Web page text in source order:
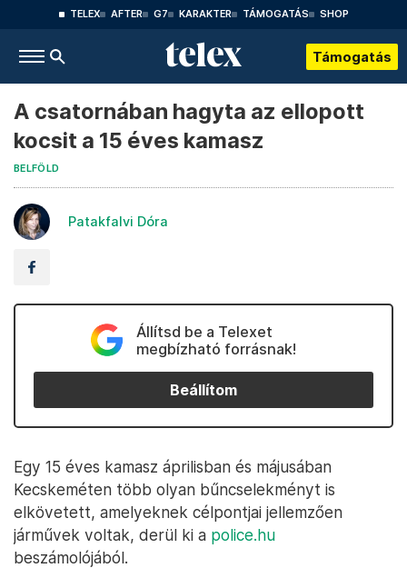
TELEX AFTER G7 KARAKTER TÁMOGATÁS SHOP
Támogatás
A csatornában hagyta az ellopott
kocsit a 15 éves kamasz
BELFÖLD
Patakfalvi Dóra
Állítsd be a Telexet
megbízható forrásnak!
Beállítom
Egy 15 éves kamasz áprilisban és májusában
Kecskeméten több olyan bűncselekményt is
elkövetett, amelyeknek célpontjai jellemzően
járművek voltak, derül ki a police.hu
beszámolójából.